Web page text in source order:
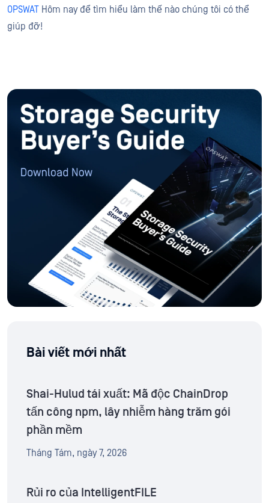
OPSWAT Hôm nay để tìm hiểu làm thế nào chúng tôi có thể
giúp đỡ!
Bài viết mới nhất
Shai-Hulud tái xuất: Mã độc ChainDrop
tấn công npm, lây nhiễm hàng trăm gói
phần mềm
Tháng Tám, ngày 7, 2026
Rủi ro của IntelligentFILE